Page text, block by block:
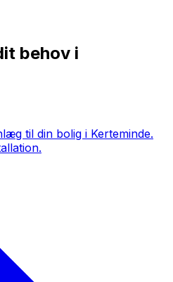
behov i
til din bolig i Kerteminde.